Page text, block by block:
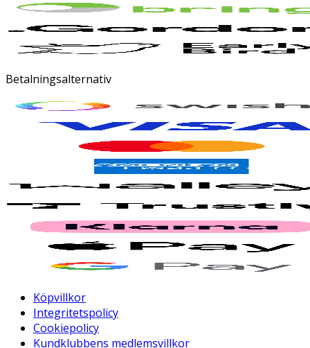
Betalningsalternativ
Köpvillkor
Integritetspolicy
Cookiepolicy
Kundklubbens medlemsvillkor